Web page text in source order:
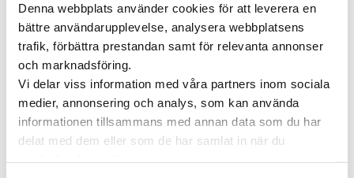
Denna webbplats använder cookies för att leverera en
bättre användarupplevelse, analysera webbplatsens
trafik, förbättra prestandan samt för relevanta annonser
och marknadsföring.
Vi delar viss information med våra partners inom sociala
medier, annonsering och analys, som kan använda
informationen tillsammans med annan data som du har
delat med dem eller som de har samlat in när du
Sommarlovskul 18 juli
Var med i Lilla Elins Kompisklubb!
Välkommen till Lilla Elins Kompisklubb lördagen den 18
juli!
Mellan klockan 12-15 är du och ditt barn välkomna
att träffa Lilla Elin hos oss på Elins Esplanad.